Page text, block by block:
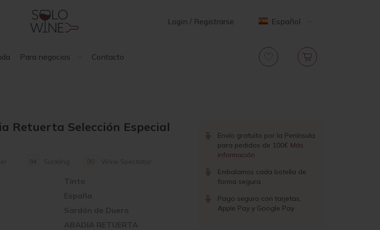
Login / Registrarse Español
Para negocios Contacto
Retuerta Selección Especial
Suckling Wine Spectator
España
Sardón de Duero
ABADIA RETUERTA
Tinto
Envío gratuito por la Península
para pedidos de 100€ Más
información
Embalamos cada botella de
forma segura
Pago seguro con tarjetas,
Apple Pay y Google Pay